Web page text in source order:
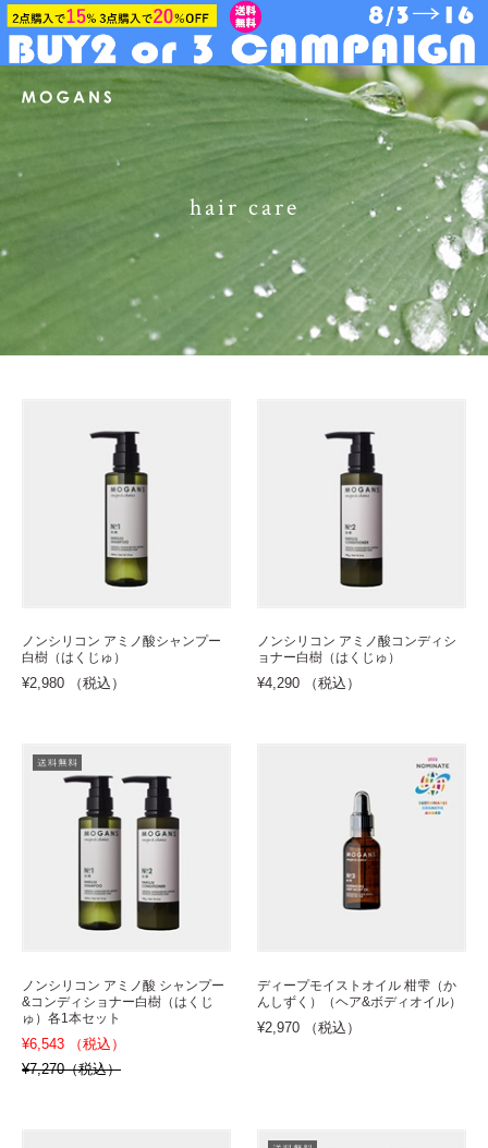
hair care
ノンシリコン アミノ酸シャンプー
白樹（はくじゅ）
¥2,980 （税込）
ノンシリコン アミノ酸コンディシ
ョナー白樹（はくじゅ）
¥4,290 （税込）
ノンシリコン アミノ酸 シャンプー
&コンディショナー白樹（はくじ
ゅ）各1本セット
¥6,543 （税込）
¥7,270（税込）
ディープモイストオイル 柑雫（か
んしずく）（ヘア&ボディオイル）
¥2,970 （税込）